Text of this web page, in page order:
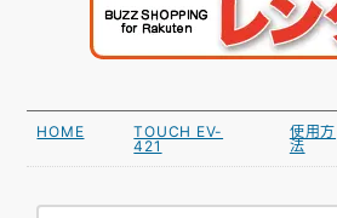
HOME
TOUCH EV-
421
使用方
法